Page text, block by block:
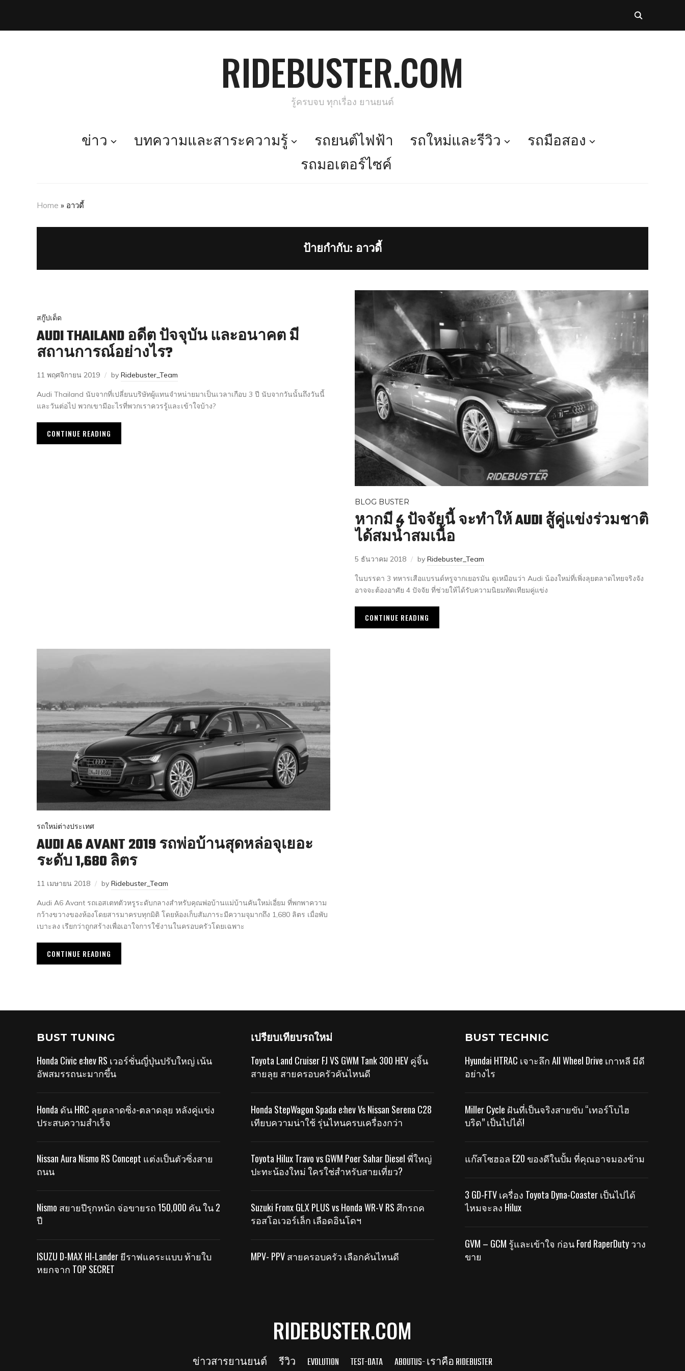
RIDEBUSTER.COM
รู้ครบจบ ทุกเรื่อง ยานยนต์
ข่าว บทความและสาระความรู้ รถยนต์ไฟฟ้า รถใหม่และรีวิว
รถมือสอง
รถมอเตอร์ไซค์
Home » อาวดี้
ป้ายกำกับ: อาวดี้
สกู๊ปเด็ด
AUDI THAILAND อดีต ปัจจุบัน และอนาคต มี
สถานการณ์อย่างไร?
11 พฤศจิกายน 2019 by Ridebuster_Team
Audi Thailand นับจากที่เปลี่ยนบริษัทผู้แทนจำหน่ายมาเป็นเวลาเกือบ 3 ปี นับจากวันนั้นถึงวันนี้
และวันต่อไป พวกเขามีอะไรที่พวกเราควรรู้และเข้าใจบ้าง?
CONTINUE READING
BLOG BUSTER
หากมี 4 ปัจจัยนี้ จะทำให้ AUDI สู้คู่แข่งร่วมชาติ
ได้สมน้ำสมเนื้อ
5 ธันวาคม 2018 by Ridebuster_Team
ในบรรดา 3 ทหารเสือแบรนด์หรูจากเยอรมัน ดูเหมือนว่า Audi น้องใหม่ที่เพิ่งลุยตลาดไทยจริงจัง
อาจจะต้องอาศัย 4 ปัจจัย ที่ช่วยให้ได้รับความนิยมทัดเทียมคู่แข่ง
CONTINUE READING
รถใหม่ต่างประเทศ
AUDI A6 AVANT 2019 รถพ่อบ้านสุดหล่อจุเยอะ
ระดับ 1,680 ลิตร
11 เมษายน 2018 by Ridebuster_Team
Audi A6 Avant รถเอสเตทตัวหรูระดับกลางสำหรับคุณพ่อบ้านแม่บ้านคันใหม่เอี่ยม ที่พกพาความ
กว้างขวางของห้องโดยสารมาครบทุกมิติ โดยห้องเก็บสัมภาระมีความจุมากถึง 1,680 ลิตร เมื่อพับ
เบาะลง เรียกว่าถูกสร้างเพื่อเอาใจการใช้งานในครอบครัวโดยเฉพาะ
CONTINUE READING
BUST TUNING
Honda Civic e:hev RS เวอร์ชั่นญี่ปุ่นปรับใหญ่ เน้น
อัพสมรรถนะมากขึ้น
Honda ดัน HRC ลุยตลาดซิ่ง-ตลาดลุย หลังคู่แข่ง
ประสบความสำเร็จ
Nissan Aura Nismo RS Concept แต่งเป็นตัวซิ่งสาย
ถนน
Nismo สยายปีรุกหนัก จ่อขายรถ 150,000 คัน ใน 2
ปี
ISUZU D-MAX HI-Lander ยีราฟแคระแบบ ท้ายใบ
หยกจาก TOP SECRET
เปรียบเทียบรถใหม่
Toyota Land Cruiser FJ VS GWM Tank 300 HEV คู่จิ้น
สายลุย สายครอบครัวคันไหนดี
Honda StepWagon Spada e:hev Vs Nissan Serena C28
เทียบความน่าใช้ รุ่นไหนครบเครื่องกว่า
Toyota Hilux Travo vs GWM Poer Sahar Diesel พี่ใหญ่
ปะทะน้องใหม่ ใครใช่สำหรับสายเที่ยว?
Suzuki Fronx GLX PLUS vs Honda WR-V RS ศึกรถค
รอสโอเวอร์เล็ก เลือดอินโดฯ
MPV- PPV สายครอบครัว เลือกคันไหนดี
BUST TECHNIC
Hyundai HTRAC เจาะลึก All Wheel Drive เกาหลี มีดี
อย่างไร
Miller Cycle ฝันที่เป็นจริงสายขับ “เทอร์โบไฮ
บริด” เป็นไปได้!
แก๊สโซฮอล E20 ของดีในปั้ม ที่คุณอาจมองข้าม
3 GD-FTV เครื่อง Toyota Dyna-Coaster เป็นไปได้
ไหมจะลง Hilux
GVM – GCM รู้และเข้าใจ ก่อน Ford RaperDuty วาง
ขาย
RIDEBUSTER.COM
ข่าวสารยานยนต์ รีวิว EVOLUTION TEST-DATA ABOUTUS- เราคือ RIDEBUSTER